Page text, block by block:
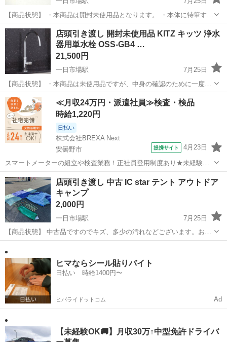
【商品状態】 ・本商品は開封未使用品となります。 ・本体に特筆すべ
き大きなキズやダメージはございません。 現在店頭でも販売中です。
販売済みの場合はご容赦くださいませ。 （※店頭受け渡し）当社では
品物を直接...
長野 安曇野市 一日市場駅 その他
店頭引き渡し 開封未使用品 KITZ キッツ 浄水
器用単水栓 OSS-GB4 …
21,500円
一日市場駅
7月25日
【商品状態】 ・本商品は未使用品ですが、中身の確認のために一度開
封しております。 ・本体に特筆すべき大きなキズやダメージはござい
ません。 ・外箱にシールのはがし跡がございます。 ・状態等写真にて
のご確認をお願い致しま...
長野 安曇野市 一日市場駅 その他
≪月収24万円・派遣社員≫検査・検品
時給1,220円
日払い
株式会社BREXA Next
安曇野市
提携サイト 4月23日
スマートメーターの組立や検査業務！正社員登用制度あり★未経験・
初心者活躍中★20代～50代まで若手/ベテラン問わず活躍中！備品付き
1R寮完備＆赴任旅費会社負担★年間休日124日！マイカー通勤OK！
《長野県安曇野市》 人気の...
長野 安曇野市 その他
店頭引き渡し 中古 IC star テント アウトドア
キャンプ
2,000円
一日市場駅
7月25日
【商品状態】 中古品ですのでキズ、多少の汚れなどございます。お写
真にてご確認下さい。 ハンマーが欠品しております。 芝生、葉っぱ等
の付着がございます。 実際の組み立て確認は行なっておりません。予
めご了承下さい。 ...
ヒマならシール貼りバイト
日払い 時給1400円〜
ヒバライドットコム Ad
【未経験OK🚚】月収30万↑中型免許ドライバ